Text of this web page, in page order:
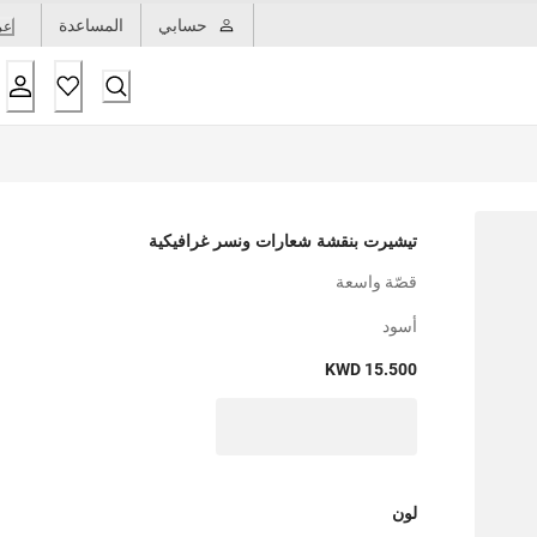
حسابي المساعدة
تيشيرت بنقشة شعارات ونسر غرافيكية
قصّة واسعة
أسود
KWD 15.500
لون